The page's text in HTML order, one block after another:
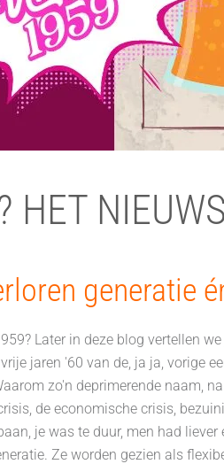
HET
generatie
Later in deze blog vertellen
jaren '60 van de, ja ja, vorige
zo'n deprimerende naam,
de economische crisis,
je was te duur, men had
Ze worden gezien als